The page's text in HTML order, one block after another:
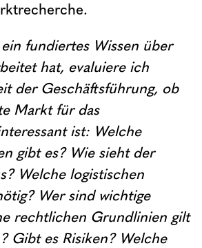
fundiertes Wissen über
hat, evaluiere ich
der Geschäftsführung, ob
Markt für das
ist: Welche
gibt es? Wie sieht der
Welche logistischen
Wer sind wichtige
rechtlichen Grundlinien gilt
Gibt es Risiken? Welche